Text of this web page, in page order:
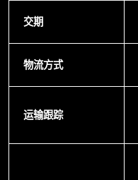
交期
物流方式
运输跟踪